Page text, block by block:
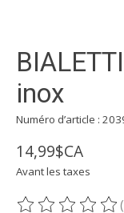
inox
Numéro d’article :
14,99$CA
Avant les taxes